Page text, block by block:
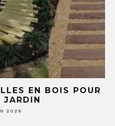
EN BOIS POUR
JARDIN
2026